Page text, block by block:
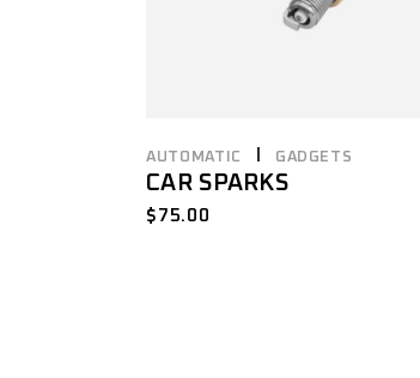
AUTOMATIC GADGETS
CAR SPARKS
$ 75.00